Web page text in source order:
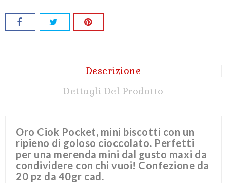
Descrizione
Dettagli Del Prodotto
Oro Ciok Pocket, mini biscotti con un
ripieno di goloso cioccolato. Perfetti
per una merenda mini dal gusto maxi da
condividere con chi vuoi! Confezione da
20 pz da 40gr cad.